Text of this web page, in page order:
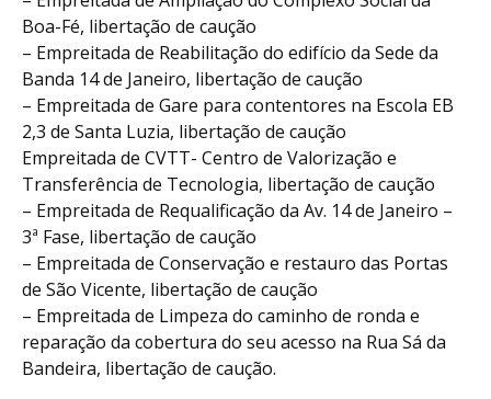
Boa-Fé, libertação de caução
– Empreitada de Reabilitação do edifício da Sede da
Banda 14 de Janeiro, libertação de caução
– Empreitada de Gare para contentores na Escola EB
2,3 de Santa Luzia, libertação de caução
Empreitada de CVTT- Centro de Valorização e
Transferência de Tecnologia, libertação de caução
– Empreitada de Requalificação da Av. 14 de Janeiro –
3ª Fase, libertação de caução
– Empreitada de Conservação e restauro das Portas
de São Vicente, libertação de caução
– Empreitada de Limpeza do caminho de ronda e
reparação da cobertura do seu acesso na Rua Sá da
Bandeira, libertação de caução.